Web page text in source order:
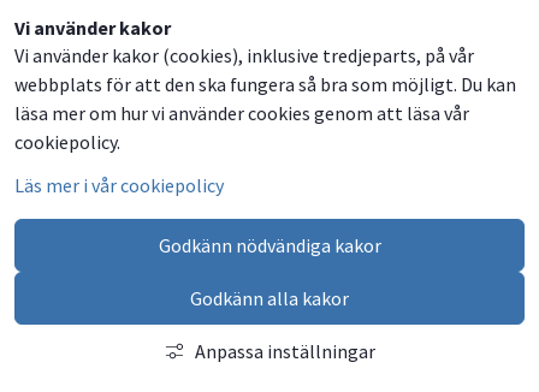
Vi använder kakor
Vi använder kakor (cookies), inklusive tredjeparts, på vår
webbplats för att den ska fungera så bra som möjligt. Du kan
läsa mer om hur vi använder cookies genom att läsa vår
cookiepolicy.
Läs mer i vår cookiepolicy
Godkänn nödvändiga kakor
Godkänn alla kakor
Anpassa inställningar
Dela
på
Facebook
Dela
på
Twitter
Dela
på
LinkedIn
Dela
via
email